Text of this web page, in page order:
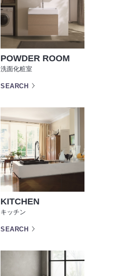
POWDER ROOM
洗面化粧室
SEARCH
KITCHEN
キッチン
SEARCH